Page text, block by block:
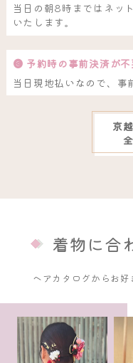
当日の朝8時まではネッ
いたします。
❸ 予約時の事前決済が不
当日現地払いなので、事
京
着物に合
ヘアカタログからお